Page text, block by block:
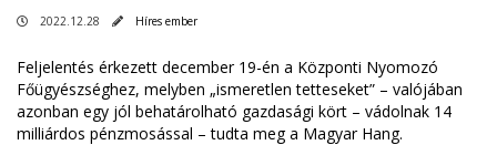
2022.12.28 Híres ember
Feljelentés érkezett december 19-én a Központi Nyomozó
Főügyészséghez, melyben „ismeretlen tetteseket” – valójában
azonban egy jól behatárolható gazdasági kört – vádolnak 14
milliárdos pénzmosással – tudta meg a Magyar Hang.